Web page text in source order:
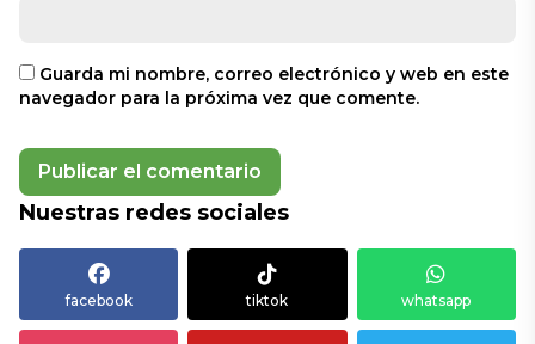
Guarda mi nombre, correo electrónico y web en este
navegador para la próxima vez que comente.
Nuestras redes sociales
facebook tiktok whatsapp